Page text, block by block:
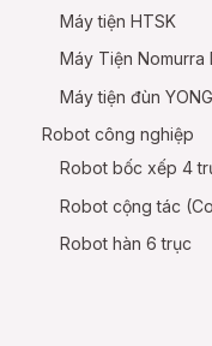
Máy tiện HTSK
Máy Tiện Nomurra
Máy tiện đùn
Robot công nghiệp
Robot bốc xếp 4
Robot cộng tác
Robot hàn 6 trục